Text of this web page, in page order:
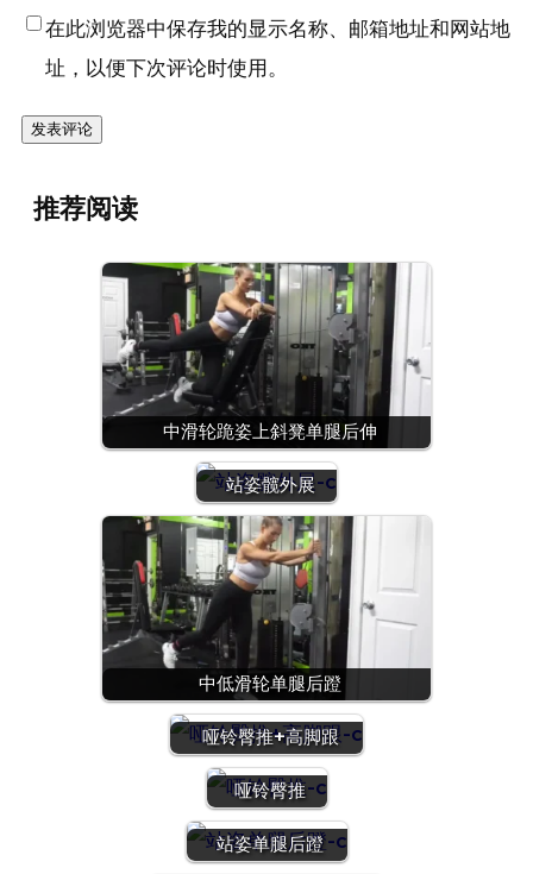
在此浏览器中保存我的显示名称、邮箱地址和网站地
址，以便下次评论时使用。
推荐阅读
中滑轮跪姿上斜凳单腿后伸
站姿髋外展
中低滑轮单腿后蹬
哑铃臀推+高脚跟
哑铃臀推
站姿单腿后蹬